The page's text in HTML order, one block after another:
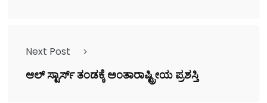
Next Post
ಆಲ್ ಸ್ಟಾರ್ಸ್ ತಂಡಕ್ಕೆ ಅಂತಾರಾಷ್ಟ್ರೀಯ ಪ್ರಶಸ್ತಿ